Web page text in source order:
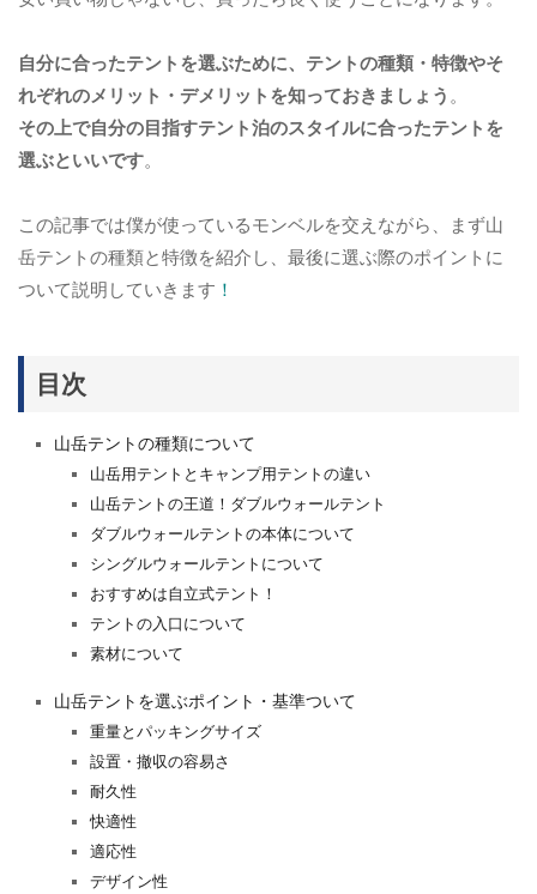
自分に合ったテントを選ぶために、テントの種類・特徴やそ
れぞれのメリット・デメリットを知っておきましょう 。
その上で自分の目指すテント泊のスタイルに合ったテントを
選ぶといいです。
この記事では僕が使っているモンベルを交えながら、まず山
岳テントの種類と特徴を紹介し、最後に選ぶ際のポイントに
ついて説明していきます ！
目次
山岳テントの種類について
山岳用テントとキャンプ用テントの違い
山岳テントの王道！ダブルウォールテント
ダブルウォールテントの本体について
シングルウォールテントについて
おすすめは自立式テント！
テントの入口について
素材について
山岳テントを選ぶポイント・基準ついて
重量とパッキングサイズ
設置・撤収の容易さ
耐久性
快適性
適応性
デザイン性